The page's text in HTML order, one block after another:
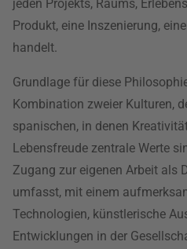
jeden Projekts, Raums,
Produkt, eine Inszenierung,
handelt.
Grundlage für diese
Kombination zweier Kulturen,
spanischen, in denen
Lebensfreude zentrale Werte
Zugang zur eigenen Arbeit als
umfasst, mit einem
Technologien, künstlerische
Entwicklungen in der